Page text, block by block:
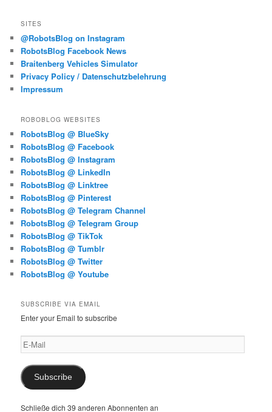
SITES
@RobotsBlog on Instagram
RobotsBlog Facebook News
Braitenberg Vehicles Simulator
Privacy Policy / Datenschutzbelehrung
Impressum
ROBOBLOG WEBSITES
RobotsBlog @ BlueSky
RobotsBlog @ Facebook
RobotsBlog @ Instagram
RobotsBlog @ LinkedIn
RobotsBlog @ Linktree
RobotsBlog @ Pinterest
RobotsBlog @ Telegram Channel
RobotsBlog @ Telegram Group
RobotsBlog @ TikTok
RobotsBlog @ Tumblr
RobotsBlog @ Twitter
RobotsBlog @ Youtube
SUBSCRIBE VIA EMAIL
Enter your Email to subscribe
E-
Mail
Subscribe
Schließe dich 39 anderen Abonnenten an